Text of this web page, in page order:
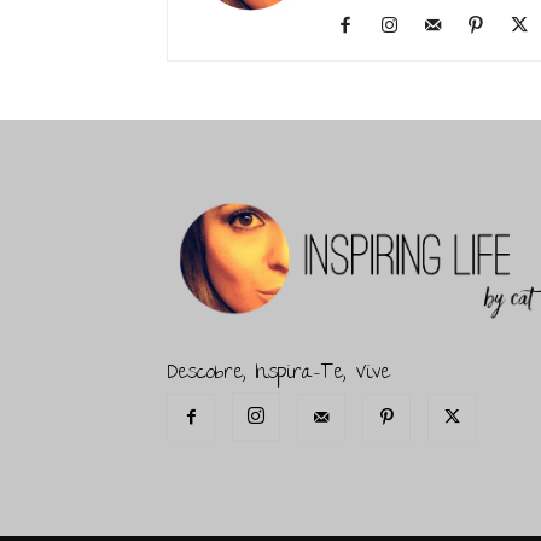
Descobre, Inspira-Te, Vive